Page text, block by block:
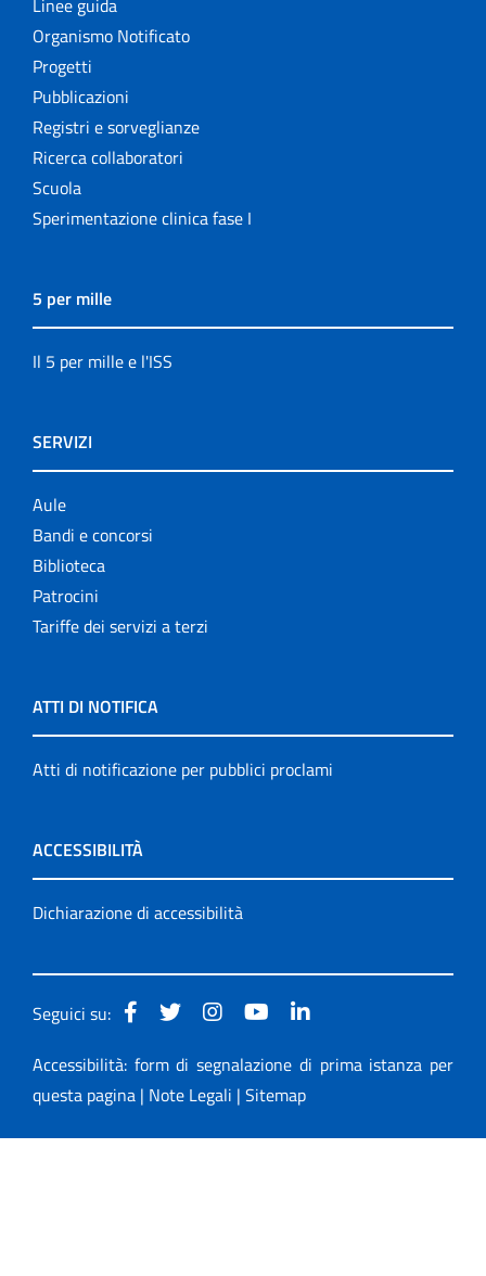
Organismo Notificato
Progetti
Pubblicazioni
Registri e sorveglianze
Ricerca collaboratori
Scuola
Sperimentazione clinica fase I
5 per mille
Il 5 per mille e l'ISS
SERVIZI
Aule
Bandi e concorsi
Biblioteca
Patrocini
Tariffe dei servizi a terzi
ATTI DI NOTIFICA
Atti di notificazione per pubblici proclami
ACCESSIBILITÀ
Dichiarazione di accessibilità
Seguici su:
Accessibilità: form di segnalazione di prima istanza per
questa pagina | Note Legali | Sitemap